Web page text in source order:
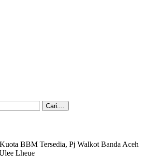
Cari....
BBM Tersedia, Pj Walkot Banda Aceh
Lheue